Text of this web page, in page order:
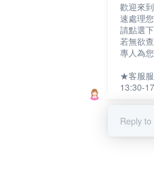
歡迎來
速處理
請點選
若無欲
專人為您
★客服
13:30-
Reply to